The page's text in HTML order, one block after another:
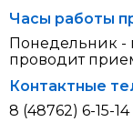
Часы работы
Понедельник -
проводит
Контактные
8 (48762) 6-15-14